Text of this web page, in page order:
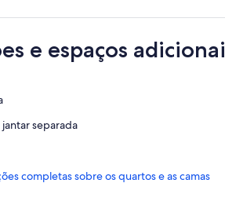
e espaços
jantar separada
completas sobre os quartos e as camas